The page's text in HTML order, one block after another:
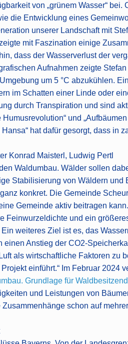
von „grünem Wasser“
die Entwicklung eines
unserer Landschaft mit
mit Faszination einige
dass der Wasserverlust der
Aufnahmen zeigte
um 5 °C abzukühlen.
im Schatten einer Linde oder
durch Transpiration und sind
und
hat dafür gesorgt, dass in
Konrad Maisterl, Ludwig Pertl
Waldumbau. Wälder sollen
Stabilisierung von Wäldern und
konkret. Die Gemeinde
Gemeinde aktiv beitragen
Feinwurzeldichte und ein
weiteres Ziel ist es, das
Anstieg der CO2-
als wirtschaftliche Faktoren zu
einführt.“ Im Februar 2024
Grundlage für
und Leistungen von
schon auf